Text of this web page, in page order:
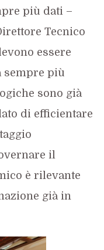
più dati –
Tecnico
essere
sempre più
sono già
di efficientare
il
è rilevante
già in